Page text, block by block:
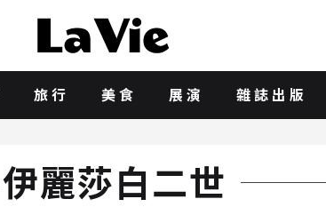
旅行 美食 展演 雜誌出版
伊麗莎白二世